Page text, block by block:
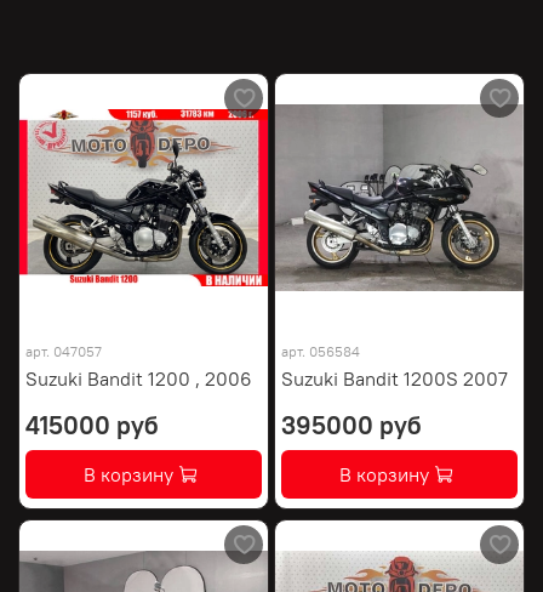
арт. 047057
Suzuki Bandit 1200 , 2006
415000 руб
В корзину
арт. 056584
Suzuki Bandit 1200S 2007
395000 руб
В корзину